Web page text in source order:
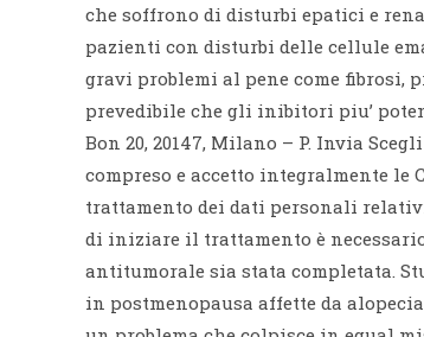
che soffrono di disturbi epatici e
pazienti con disturbi delle cellule
gravi problemi al pene come fibrosi,
prevedibile che gli inibitori piu’
Bon 20, 20147, Milano – P. Invia
compreso e accetto integralmente
trattamento dei dati personali
di iniziare il trattamento è
antitumorale sia stata completata.
in postmenopausa affette da